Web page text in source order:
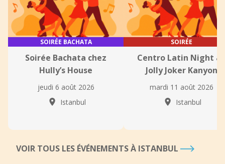
SOIRÉE BACHATA
Soirée Bachata chez
Hully’s House
jeudi 6 août 2026
Istanbul
SOIRÉE
Centro Latin Night
Jolly Joker Kanyon
mardi 11 août 2026
Istanbul
VOIR TOUS LES ÉVÉNEMENTS À ISTANBUL